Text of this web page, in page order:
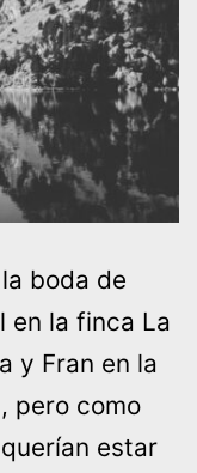
boda de
en la finca La
y Fran en la
pero como
estar